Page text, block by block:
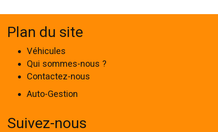
Plan du site
Véhicules
Qui sommes-nous ?
Contactez-nous
Auto-Gestion
Suivez-nous